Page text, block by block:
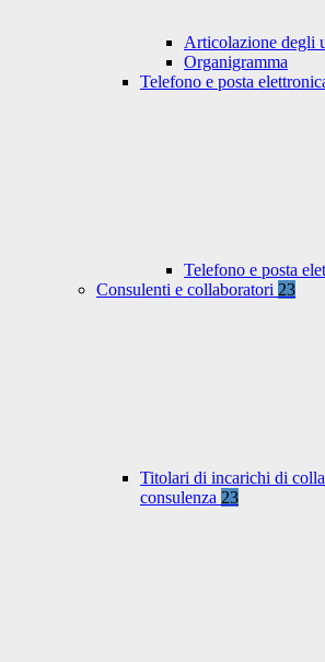
Articolazione degli
Organigramma
Telefono e posta
Telefono e posta
Consulenti e collaboratori 23
Titolari di incarichi di
consulenza 23